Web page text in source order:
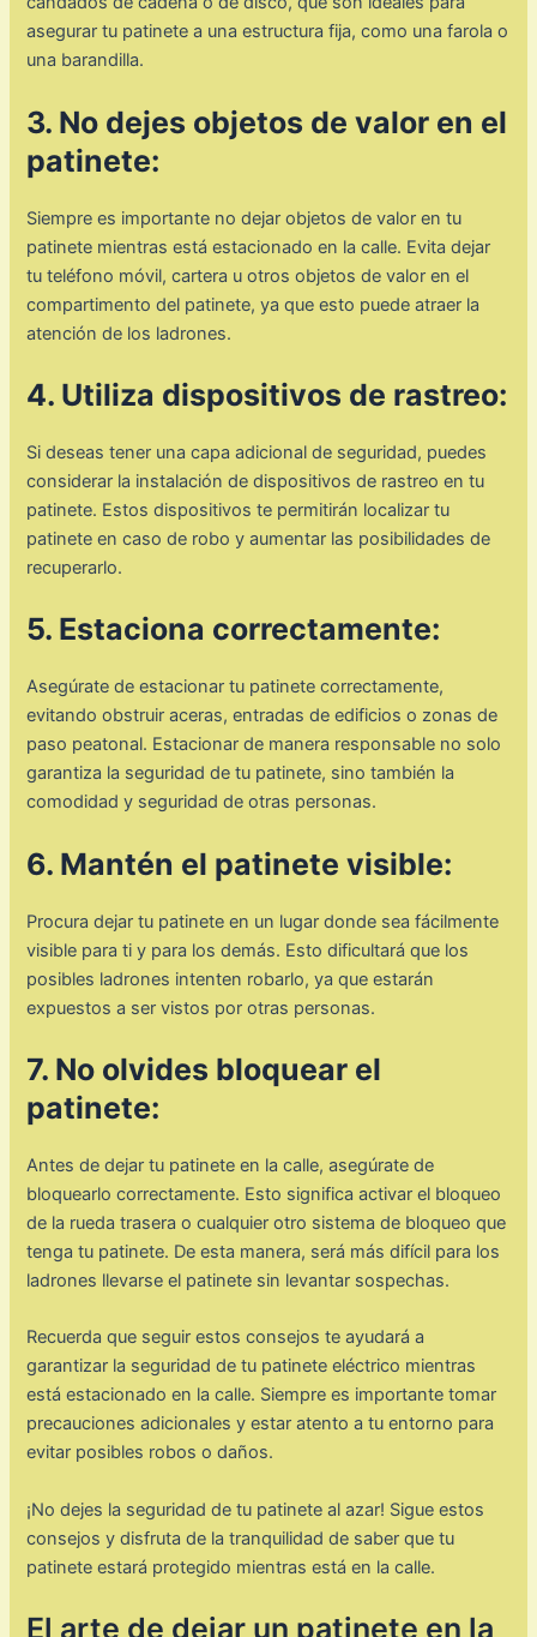
asegurar tu patinete a una estructura fija, como una farola o
una barandilla.
3. No dejes objetos de valor en el
patinete:
Siempre es importante no dejar objetos de valor en tu
patinete mientras está estacionado en la calle. Evita dejar
tu teléfono móvil, cartera u otros objetos de valor en el
compartimento del patinete, ya que esto puede atraer la
atención de los ladrones.
4. Utiliza dispositivos de rastreo:
Si deseas tener una capa adicional de seguridad, puedes
considerar la instalación de dispositivos de rastreo en tu
patinete. Estos dispositivos te permitirán localizar tu
patinete en caso de robo y aumentar las posibilidades de
recuperarlo.
5. Estaciona correctamente:
Asegúrate de estacionar tu patinete correctamente,
evitando obstruir aceras, entradas de edificios o zonas de
paso peatonal. Estacionar de manera responsable no solo
garantiza la seguridad de tu patinete, sino también la
comodidad y seguridad de otras personas.
6. Mantén el patinete visible:
Procura dejar tu patinete en un lugar donde sea fácilmente
visible para ti y para los demás. Esto dificultará que los
posibles ladrones intenten robarlo, ya que estarán
expuestos a ser vistos por otras personas.
7. No olvides bloquear el
patinete:
Antes de dejar tu patinete en la calle, asegúrate de
bloquearlo correctamente. Esto significa activar el bloqueo
de la rueda trasera o cualquier otro sistema de bloqueo que
tenga tu patinete. De esta manera, será más difícil para los
ladrones llevarse el patinete sin levantar sospechas.
Recuerda que seguir estos consejos te ayudará a
garantizar la seguridad de tu patinete eléctrico mientras
está estacionado en la calle. Siempre es importante tomar
precauciones adicionales y estar atento a tu entorno para
evitar posibles robos o daños.
¡No dejes la seguridad de tu patinete al azar! Sigue estos
consejos y disfruta de la tranquilidad de saber que tu
patinete estará protegido mientras está en la calle.
El arte de dejar un patinete en la